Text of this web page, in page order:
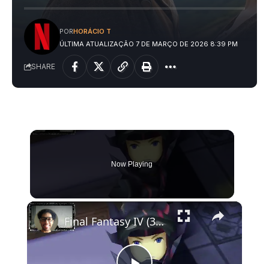
ÚLTIMA ATUALIZAÇÃO 7 DE MARÇO DE 2026 8:39 PM
PORHORÁCIO T
SHARE
Now Playing
×
Final Fantasy IV (3D Remake) - Let's Play 001 - O Cristal de Mysidia e o Comando do Asas Vermelhas